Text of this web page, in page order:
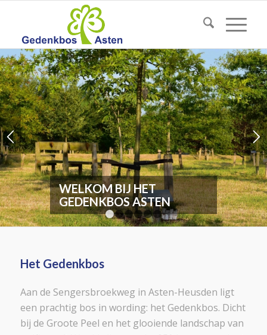
1 2 3 4 5 6
WELKOM BIJ HET
GEDENKBOS ASTEN
Het Gedenkbos
Aan de Sengersbroekweg in Asten-Heusden ligt
een prachtig bos in wording: het Gedenkbos. Dicht
bij de Groote Peel en het glooiende landschap van